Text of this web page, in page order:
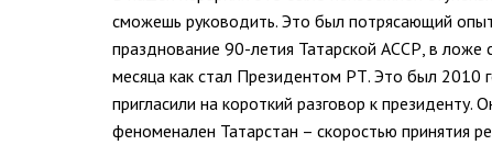
сможешь руководить. Это был потрясающий
празднование 90-летия Татарской АССР, в
месяца как стал Президентом РТ. Это был 2010
пригласили на короткий разговор к
феноменален Татарстан – скоростью принятия